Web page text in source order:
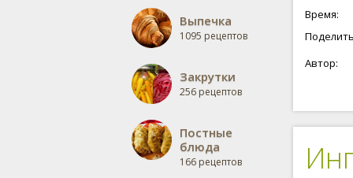
Выпечка
1095 рецептов
Закрутки
256 рецептов
Постные
блюда
166 рецептов
Время:
Автор: